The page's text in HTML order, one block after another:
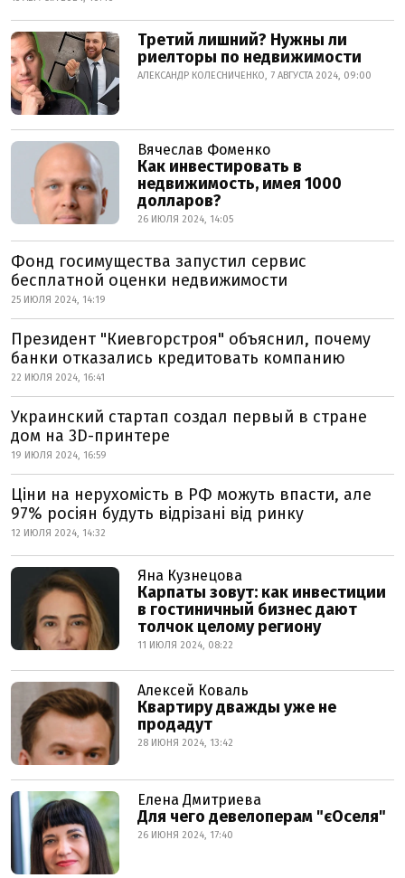
Третий лишний? Нужны ли
риелторы по недвижимости
АЛЕКСАНДР КОЛЕСНИЧЕНКО, 7 АВГУСТА 2024, 09:00
Вячеслав Фоменко
Как инвестировать в
недвижимость, имея 1000
долларов?
26 ИЮЛЯ 2024, 14:05
Фонд госимущества запустил сервис
бесплатной оценки недвижимости
25 ИЮЛЯ 2024, 14:19
Президент "Киевгорстроя" объяснил, почему
банки отказались кредитовать компанию
22 ИЮЛЯ 2024, 16:41
Украинский стартап создал первый в стране
дом на 3D-принтере
19 ИЮЛЯ 2024, 16:59
Ціни на нерухомість в РФ можуть впасти, але
97% росіян будуть відрізані від ринку
12 ИЮЛЯ 2024, 14:32
Яна Кузнецова
Карпаты зовут: как инвестиции
в гостиничный бизнес дают
толчок целому региону
11 ИЮЛЯ 2024, 08:22
Алексей Коваль
Квартиру дважды уже не
продадут
28 ИЮНЯ 2024, 13:42
Елена Дмитриева
Для чего девелоперам "єОселя"
26 ИЮНЯ 2024, 17:40